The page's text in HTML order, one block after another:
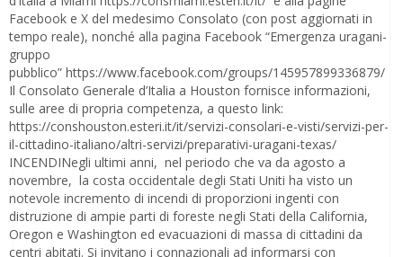
Facebook e X del medesimo Consolato (con post aggiornati in
tempo reale), nonché alla pagina Facebook “Emergenza uragani-
gruppo
pubblico” https://www.facebook.com/groups/145957899336879/
Il Consolato Generale d’Italia a Houston fornisce informazioni,
sulle aree di propria competenza, a questo link:
https://conshouston.esteri.it/it/servizi-consolari-e-visti/servizi-per-
il-cittadino-italiano/altri-servizi/preparativi-uragani-texas/
INCENDINegli ultimi anni, nel periodo che va da agosto a
novembre, la costa occidentale degli Stati Uniti ha visto un
notevole incremento di incendi di proporzioni ingenti con
distruzione di ampie parti di foreste negli Stati della California,
Oregon e Washington ed evacuazioni di massa di cittadini da
centri abitati. Si invitano i connazionali ad informarsi con